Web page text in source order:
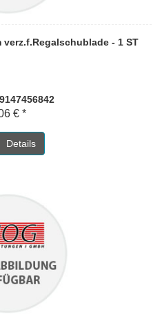
verz.f.Regalschublade - 1 ST
€ *
Details